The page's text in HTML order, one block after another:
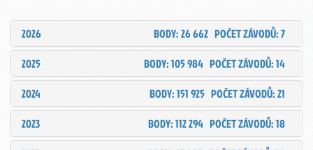
2026 POČET ZÁVODŮ: 7
BODY: 26 662
2025
POČET ZÁVODŮ: 14
BODY: 105 984
2024
POČET ZÁVODŮ: 21
BODY: 151 925
2023
POČET ZÁVODŮ: 18
BODY: 112 294